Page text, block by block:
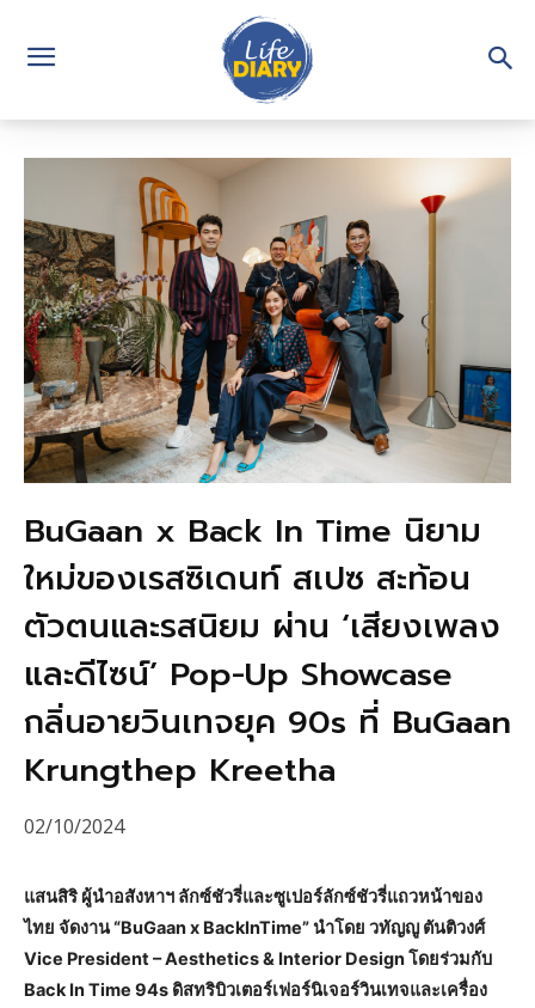
BuGaan x Back In Time นิยาม
ใหม่ของเรสซิเดนท์ สเปซ สะท้อน
ตัวตนและรสนิยม ผ่าน ‘เสียงเพลง
และดีไซน์’ Pop-Up Showcase
กลิ่นอายวินเทจยุค 90s ที่ BuGaan
Krungthep Kreetha
02/10/2024
แสนสิริ ผู้นำอสังหาฯ ลักซ์ชัวรี่และซูเปอร์ลักซ์ชัวรี่แถวหน้าของ
ไทย จัดงาน “BuGaan x BackInTime” นำโดย วทัญญู ตันติวงศ์
Vice President – Aesthetics & Interior Design โดยร่วมกับ
Back In Time 94s ดิสทริบิวเตอร์เฟอร์นิเจอร์วินเทจและเครื่อง